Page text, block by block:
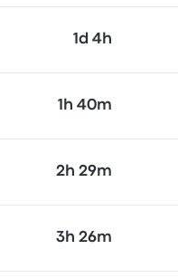
1d 4h
1h 40m
2h 29m
3h 26m